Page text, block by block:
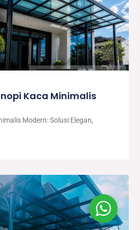
Kaca Minimalis
Modern: Solusi Elegan,